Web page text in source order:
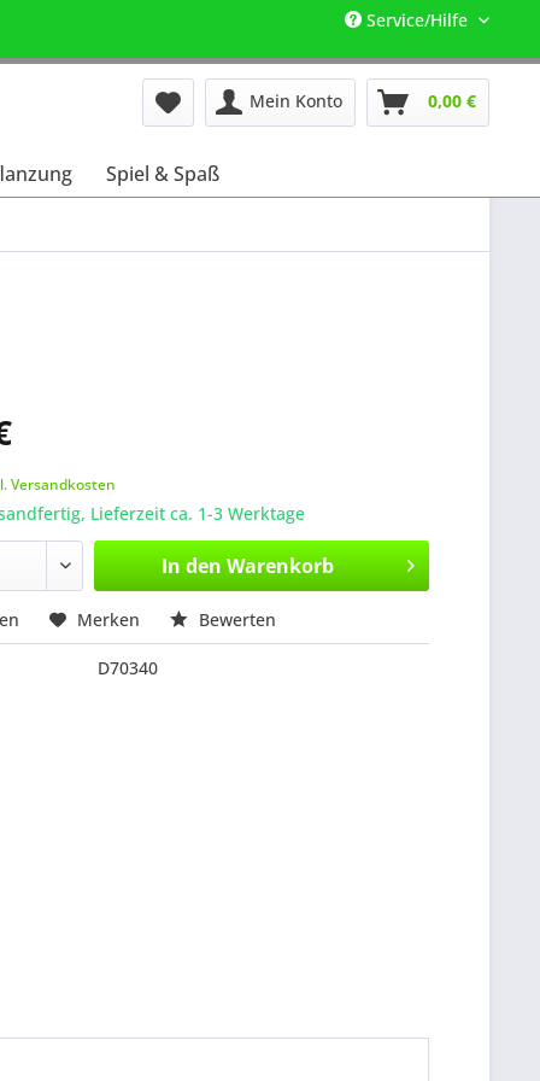
Service/Hilfe
Mein Konto 0,00 €
Spiel & Spaß
Versandkosten
Lieferzeit ca. 1-3 Werktage
In den Warenkorb
Merken Bewerten
D70340